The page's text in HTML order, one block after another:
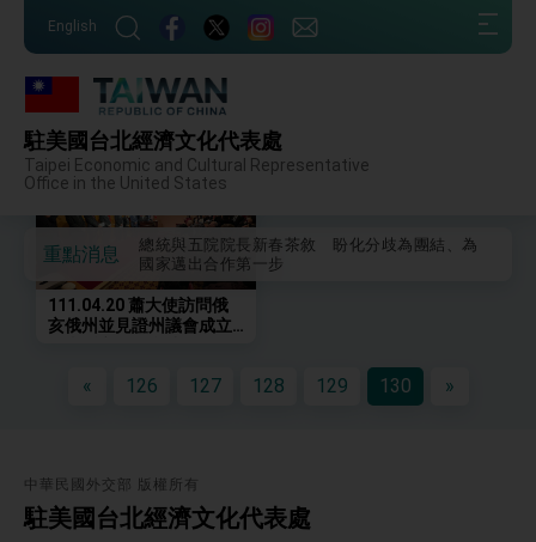
English
駐美國台北經濟文化代表處
Taipei Economic and Cultural Representative
Office in the United States
重點消息
事處」，進一步深化台美交流合作
第一屆亞太在宅醫療大會開幕 總統盼分享臺灣
外交部發布WHA文宣影片「台灣醫療點亮世界」
及「台灣智慧醫療與健康產業展」預告短片，向
世界展現台灣守護全球健康的創新能量
總統出訪史瓦帝尼返國談話 強調臺灣人有權利
走向世界 盼與理念相近國家共同維護國際秩序
訪問
總統與五院院長新春茶敘 盼化分歧為團結、為
國家邁出合作第一步
總統農曆春節談話
台美貿易協議完成簽署達成6大目標、創5大歷史
升級 籲請立院全力支持並盡速通過
臺美簽署「對等貿易協定」確立對等關稅15%且不
疊加 我輸美2072項產品豁免對等關稅
外交部長林佳龍於《外交事務》撰文指出：自由
世界 需要台灣，團結合作方能守護繁榮
外交部長林佳龍出席《台灣光華雜誌》50週年慶
相簿列表
111.04.20 蕭大使訪問俄
亥俄州並見證州議會成立
« 126 127 128 129 130 »
中華民國外交部 版權所有
駐美國台北經濟文化代表處